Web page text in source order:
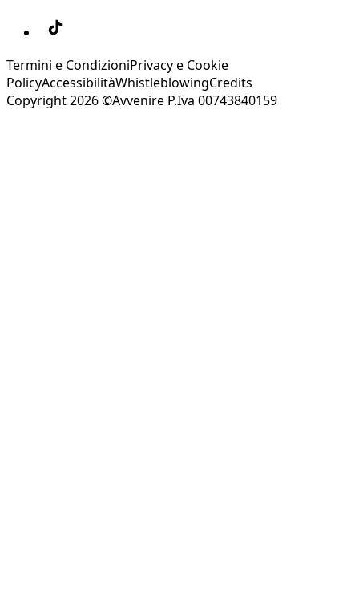
Termini e CondizioniPrivacy e Cookie
PolicyAccessibilitàWhistleblowingCredits
Copyright 2026 ©Avvenire P.Iva 00743840159